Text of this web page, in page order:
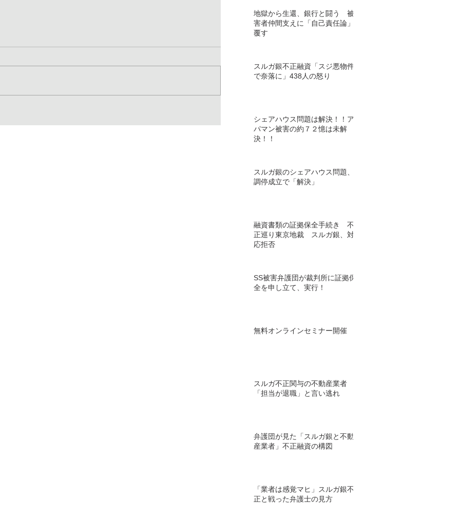
地獄から生還、銀行と闘う 被
害者仲間支えに「自己責任論」
覆す
スルガ銀不正融資「スジ悪物件
で奈落に」438人の怒り
シェアハウス問題は解決！！ア
パマン被害の約７２憶は未解
決！！
スルガ銀のシェアハウス問題、
調停成立で「解決」
融資書類の証拠保全手続き 不
正巡り東京地裁 スルガ銀、対
応拒否
SS被害弁護団が裁判所に証拠保
全を申し立て、実行！
無料オンラインセミナー開催
スルガ不正関与の不動産業者
「担当が退職」と言い逃れ
弁護団が見た「スルガ銀と不動
産業者」不正融資の構図
「業者は感覚マヒ」スルガ銀不
正と戦った弁護士の見方